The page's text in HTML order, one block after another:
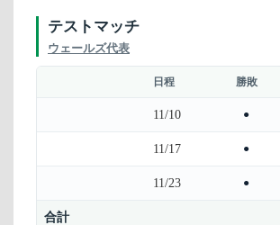
テストマッチ
ウェールズ代表
日程 勝敗
11/10 ●
11/17 ●
11/23 ●
合計